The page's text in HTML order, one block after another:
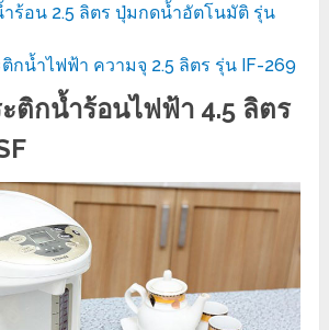
ำร้อน 2.5 ลิตร ปุ่มกดน้ำอัตโนมัติ รุ่น
ติกน้ำไฟฟ้า ความจุ 2.5 ลิตร รุ่น IF-269
ติกน้ำร้อนไฟฟ้า 4.5 ลิตร